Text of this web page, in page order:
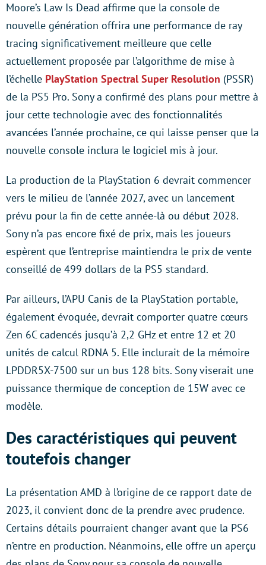
Moore’s Law Is Dead affirme que la console de
nouvelle génération offrira une performance de ray
tracing significativement meilleure que celle
actuellement proposée par l’algorithme de mise à
l’échelle PlayStation Spectral Super Resolution (PSSR)
de la PS5 Pro. Sony a confirmé des plans pour mettre à
jour cette technologie avec des fonctionnalités
avancées l’année prochaine, ce qui laisse penser que la
nouvelle console inclura le logiciel mis à jour.
La production de la PlayStation 6 devrait commencer
vers le milieu de l’année 2027, avec un lancement
prévu pour la fin de cette année-là ou début 2028.
Sony n’a pas encore fixé de prix, mais les joueurs
espèrent que l’entreprise maintiendra le prix de vente
conseillé de 499 dollars de la PS5 standard.
Par ailleurs, l’APU Canis de la PlayStation portable,
également évoquée, devrait comporter quatre cœurs
Zen 6C cadencés jusqu’à 2,2 GHz et entre 12 et 20
unités de calcul RDNA 5. Elle inclurait de la mémoire
LPDDR5X-7500 sur un bus 128 bits. Sony viserait une
puissance thermique de conception de 15W avec ce
modèle.
Des caractéristiques qui peuvent
toutefois changer
La présentation AMD à l’origine de ce rapport date de
2023, il convient donc de la prendre avec prudence.
Certains détails pourraient changer avant que la PS6
n’entre en production. Néanmoins, elle offre un aperçu